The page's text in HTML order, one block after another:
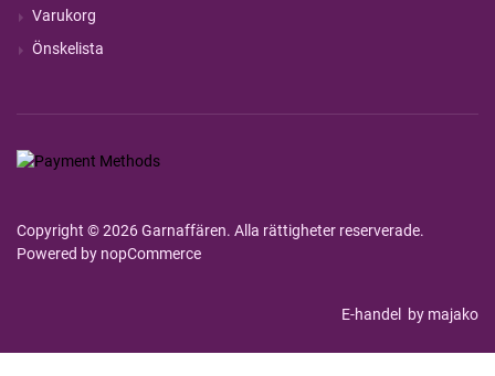
Varukorg
Önskelista
Copyright © 2026 Garnaffären. Alla rättigheter reserverade.
Powered by nopCommerce
E-handel by majako